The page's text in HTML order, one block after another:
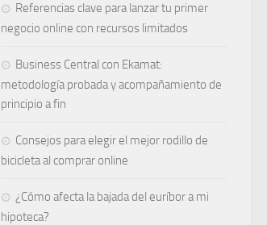
Referencias clave para lanzar tu primer
negocio online con recursos limitados
Business Central con Ekamat:
metodología probada y acompañamiento de
principio a fin
Consejos para elegir el mejor rodillo de
bicicleta al comprar online
¿Cómo afecta la bajada del euríbor a mi
hipoteca?